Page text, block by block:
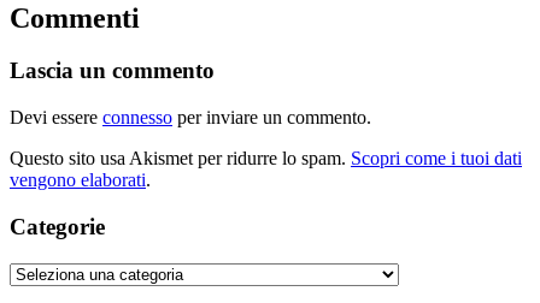
Commenti
Lascia un commento
Devi essere connesso per inviare un commento.
Questo sito usa Akismet per ridurre lo spam. Scopri come i tuoi dati
vengono elaborati.
Categorie
Categorie